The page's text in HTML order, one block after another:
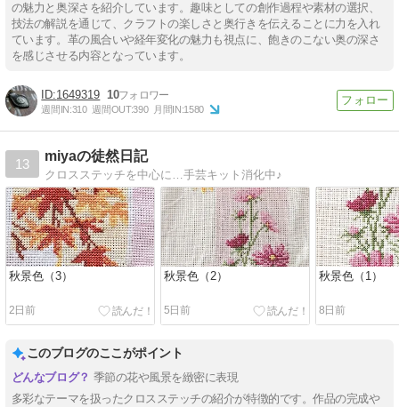
の魅力と奥深さを紹介しています。趣味としての創作過程や素材の選択、
技法の解説を通じて、クラフトの楽しさと奥行きを伝えることに力を入れ
ています。革の風合いや経年変化の魅力も視点に、飽きのこない奥の深さ
を感じさせる内容となっています。
1649319 10
週間IN:310 週間OUT:390 月間IN:1580
13
miyaの徒然日記
クロスステッチを中心に…手芸キット消化中♪
秋景色（3）
2日前
秋景色（2）
5日前
秋景色（1）
8日前
このブログのここがポイント
季節の花や風景を緻密に表現
多彩なテーマを扱ったクロスステッチの紹介が特徴的です。作品の完成や